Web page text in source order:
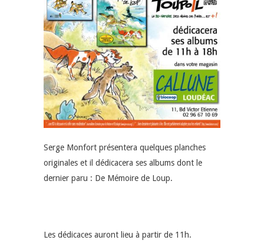
Serge Monfort présentera quelques planches
originales et il dédicacera ses albums dont le
dernier paru : De Mémoire de Loup.
Les dédicaces auront lieu à partir de 11h.